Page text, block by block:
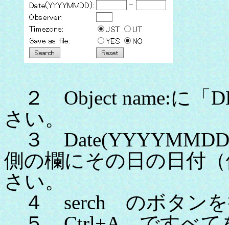
２ Object name:に「
さい。
３
側の欄にその日の日付
さい。
４ serch のボタンを